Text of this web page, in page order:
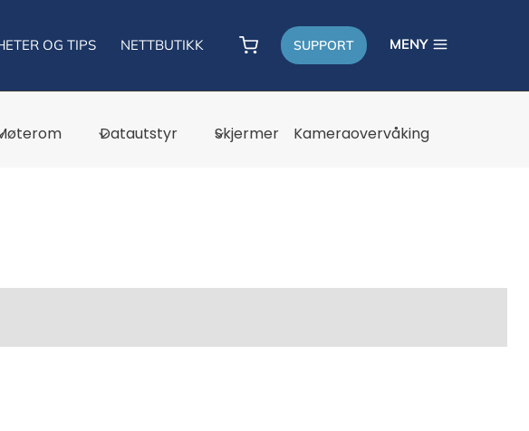
OG TIPS NETTBUTIKK SUPPORT MENY
Datautstyr Skjermer Kameraovervåking